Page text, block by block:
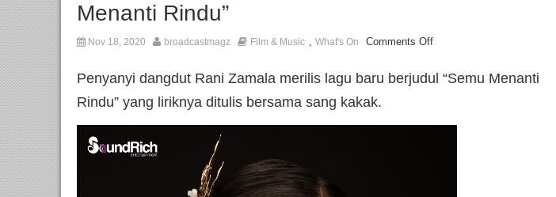
Menanti Rindu”
Nov 18, 2020 broadcastmagz Film & Music , What's On Comments Off
Penyanyi dangdut Rani Zamala merilis lagu baru berjudul “Semu Menanti
Rindu” yang liriknya ditulis bersama sang kakak.